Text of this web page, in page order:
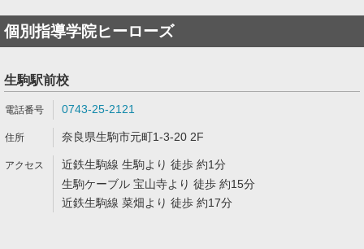
個別指導学院ヒーローズ
生駒駅前校
0743-25-2121
奈良県生駒市元町1-3-20 2F
近鉄生駒線 生駒より 徒歩 約1分
生駒ケーブル 宝山寺より 徒歩 約15分
近鉄生駒線 菜畑より 徒歩 約17分